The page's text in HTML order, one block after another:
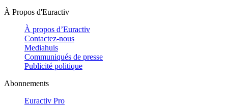
À Propos d'Euractiv
À propos d’Euractiv
Contactez-nous
Mediahuis
Communiqués de presse
Publicité politique
Abonnements
Euractiv Pro